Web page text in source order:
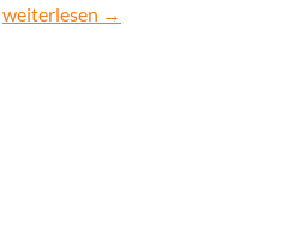
Starker Dollar befördert Euro ins Tief
weiterlesen →